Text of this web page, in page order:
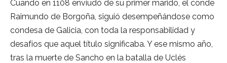
Cuando en 1108 enviudó de su primer marido, el conde
Raimundo de Borgoña, siguió desempeñándose como
condesa de Galicia, con toda la responsabilidad y
desafíos que aquel título significaba. Y ese mismo año,
tras la muerte de Sancho en la batalla de Uclés